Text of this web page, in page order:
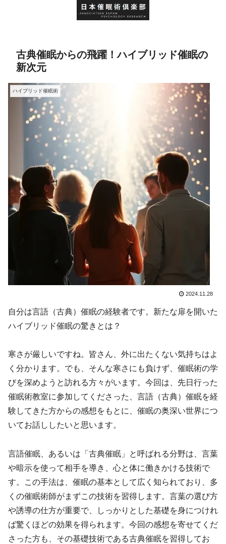
古典催眠からの飛躍！ハイブリッド催眠の
新次元
ハイブリッド催眠術
2024.11.28
自分は言語（古典）催眠の経験者です。新たな扉を開いた
ハイブリッド催眠の驚きとは？
寒さが厳しいですね。皆さん、外に出たくない気持ちはよ
く分かります。でも、そんな寒さにも負けず、催眠術の学
びを深めようと訪れる方々がいます。今回は、先日行った
催眠術教室に参加してくださった、言語（古典）催眠を経
験してきた方からの感想をもとに、催眠の奥深い世界につ
いてお話ししたいと思います。
言語催眠、あるいは「古典催眠」と呼ばれる分野は、言葉
や暗示を使って相手を導き、心と体に働きかける技術で
す。この手法は、催眠の基本として広く知られており、多
くの催眠術師がまずこの技術を習得します。言葉の選び方
や誘導の仕方が重要で、しっかりとした基礎を身につけれ
ば驚くほどの効果を得られます。今回の感想を寄せてくだ
さった方も、その基礎技術である古典催眠を習得してお